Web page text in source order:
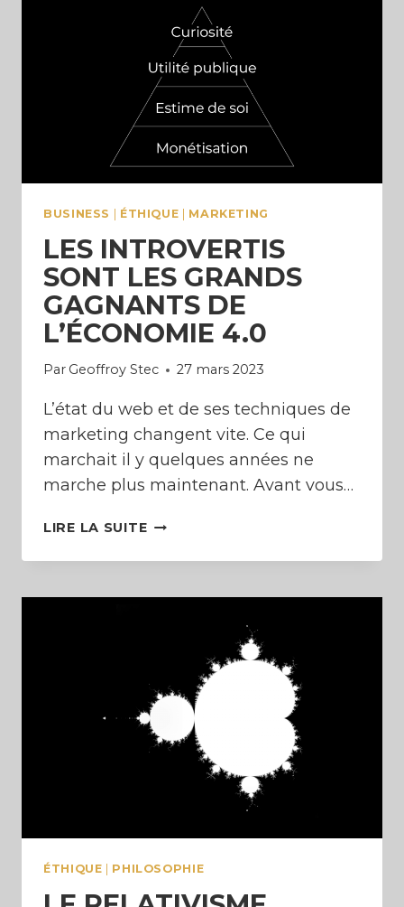
POUVOIR
LA
VOLONTÉ)
BUSINESS ÉTHIQUE MARKETING
LES INTROVERTIS
SONT LES GRANDS
GAGNANTS DE
L’ÉCONOMIE 4.0
Par Geoffroy Stec 27 mars 2023
L’état du web et de ses techniques de
marketing changent vite. Ce qui
marchait il y quelques années ne
marche plus maintenant. Avant vous…
LIRE LA SUITELES
SONT
L’ÉCONOMIE
4.0
ÉTHIQUE PHILOSOPHIE